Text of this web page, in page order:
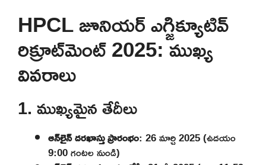
HPCL జూనియర్ ఎగ్జిక్యూటివ్
రిక్రూట్‌మెంట్ 2025: ముఖ్య
వివరాలు
1. ముఖ్యమైన తేదీలు
ఆన్‌లైన్ దరఖాస్తు ప్రారంభం: 26 మార్చి 2025 (ఉదయం
9:00 గంటల నుండి)